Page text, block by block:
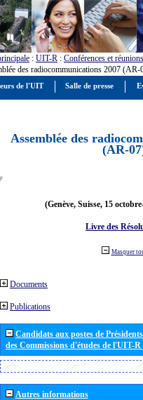
: UIT-R : Conférences et réunions
des radiocommunications 2007 (AR-
Assemblée des
(AR-
(Genève, Suisse, 15
Livre des
Masquer
Documents
Publications
Candidats aux postes de
des Commissions d'études de l'UIT-
Autres informations
de l'UIT Salle de presse